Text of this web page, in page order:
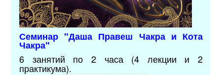
Семинар "Даша Правеш Чакра и Кота
Чакра"
6 занятий по 2 часа (4 лекции и 2
практикума).